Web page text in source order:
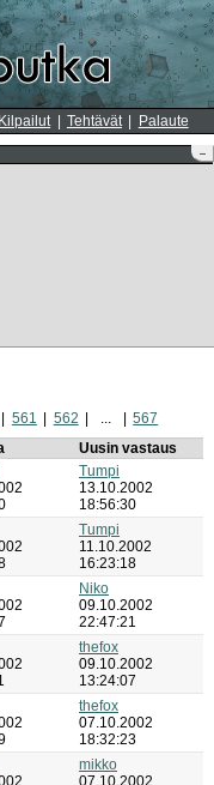
Kilpailut Tehtävät Palaute
–
561 562 ...
567
Uusin vastaus
Tumpi
13.10.2002
18:56:30
Tumpi
11.10.2002
16:23:18
Niko
09.10.2002
22:47:21
thefox
09.10.2002
13:24:07
thefox
07.10.2002
18:32:23
mikko